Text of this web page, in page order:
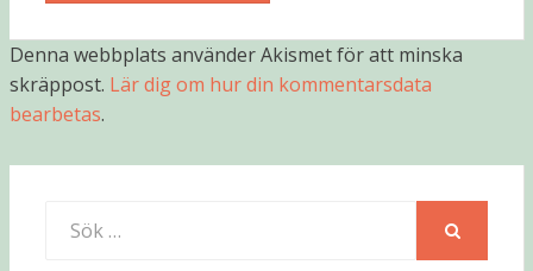
Denna webbplats använder Akismet för att minska
skräppost. Lär dig om hur din kommentarsdata
bearbetas.
efter: